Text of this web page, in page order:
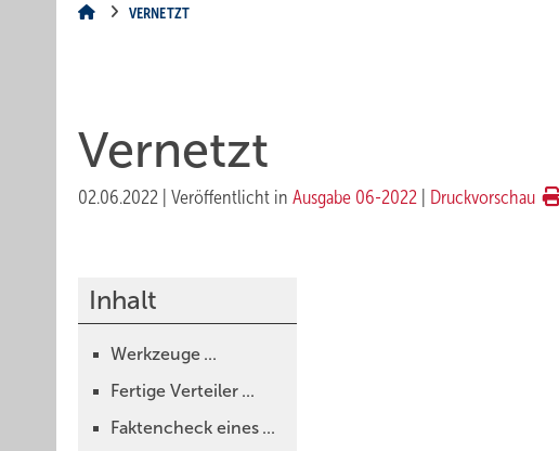
VERNETZT
Vernetzt
02.06.2022 Veröffentlicht in Ausgabe 06-2022 Druckvorschau
Inhalt
Werkzeuge ...
Fertige Verteiler ...
Faktencheck eines ...